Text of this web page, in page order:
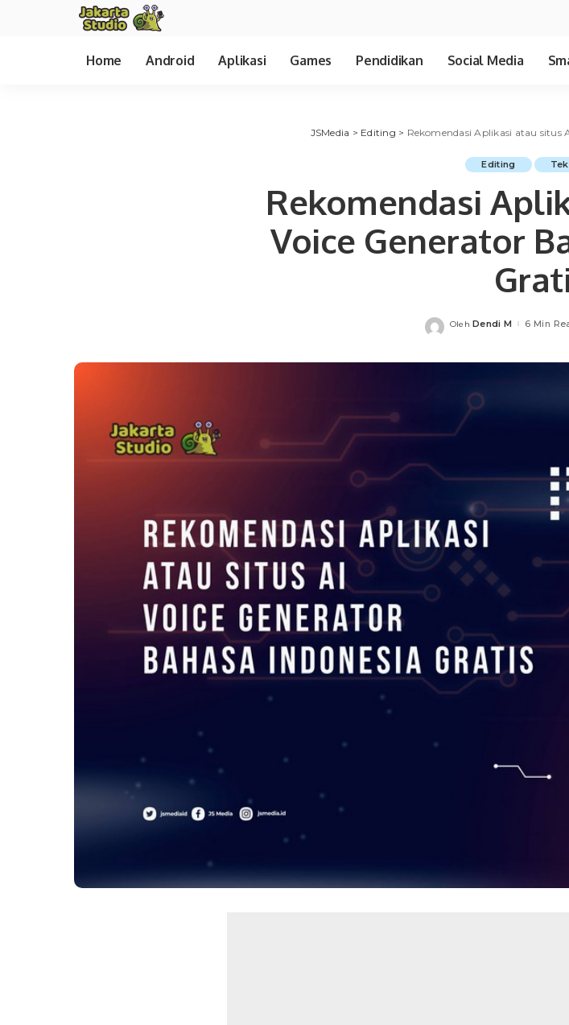
Home Android Aplikasi Games Pendidikan Social Media
JSMedia > Editing > Rekomendasi Aplikasi atau situs
Editing
Rekomendasi
Voice Generator
Posted
Oleh Dendi M 6 Min